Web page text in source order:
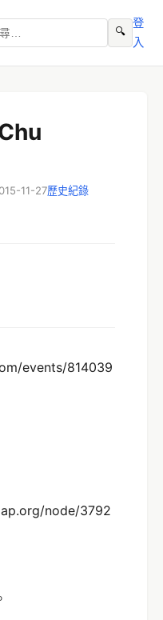
🔍
登
入
11-27歷史紀錄
events/814039
node/3792